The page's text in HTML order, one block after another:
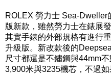
ROLEX 勞力士 Sea-Dweller
版新款，雖然勞力士在錶展
其實手錶的外部規格有進行
升級版。新改款後的
尺寸都還是不鏽鋼與44mm
3,900米與3235機芯，不過